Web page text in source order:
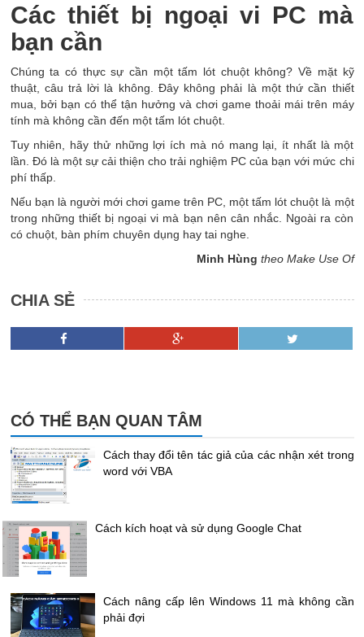
Các thiết bị ngoại vi PC mà
bạn cần
Chúng ta có thực sự cần một tấm lót chuột không? Về mặt kỹ
thuật, câu trả lời là không. Đây không phải là một thứ cần thiết
mua, bởi bạn có thể tận hưởng và chơi game thoải mái trên máy
tính mà không cần đến một tấm lót chuột.
Tuy nhiên, hãy thử những lợi ích mà nó mang lại, ít nhất là một
lần. Đó là một sự cải thiện cho trải nghiệm PC của bạn với mức chi
phí thấp.
Nếu bạn là người mới chơi game trên PC, một tấm lót chuột là một
trong những thiết bị ngoại vi mà bạn nên cân nhắc. Ngoài ra còn
có chuột, bàn phím chuyên dụng hay tai nghe.
Minh Hùng theo Make Use Of
CHIA SẺ
CÓ THỂ BẠN QUAN TÂM
Cách thay đổi tên tác giả của các nhận xét trong
word với VBA
Cách kích hoạt và sử dụng Google Chat
Cách nâng cấp lên Windows 11 mà không cần
phải đợi